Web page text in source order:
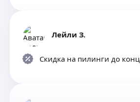
Лейли З.
Скидка на пилинги до